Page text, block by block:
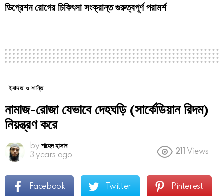
ডিপ্রেশন রোগের চিকিৎসা সংক্রান্ত গুরুত্বপূর্ণ পরামর্শ
ইবাদত ও শান্তি
নামাজ-রোজা যেভাবে দেহঘড়ি (সার্কেডিয়ান রিদম)
নিয়ন্ত্রণ করে
by শাহেদ হাসান
3 years ago
211 Views
Facebook Twitter Pinterest